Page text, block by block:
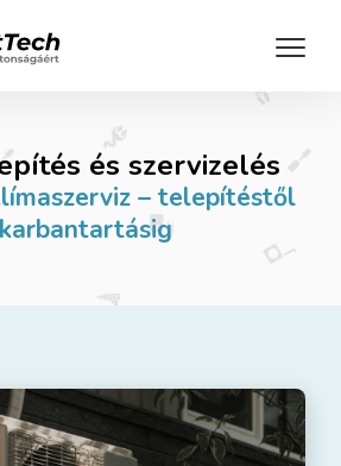
és szervizelés
– telepítéstől